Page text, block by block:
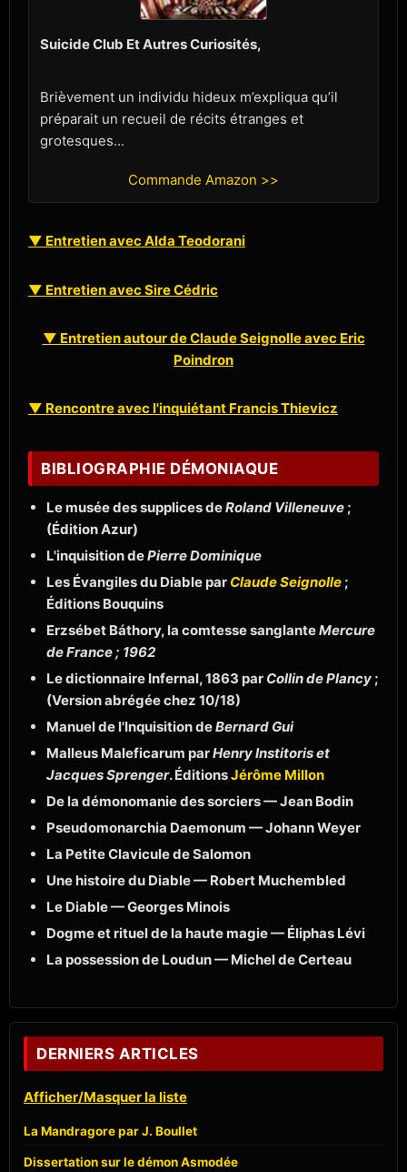
Suicide Club Et Autres Curiosités,
Brièvement un individu hideux m’expliqua qu’il
préparait un recueil de récits étranges et
grotesques...
Commande Amazon >>
▼ Entretien avec Alda Teodorani
▼ Entretien avec Sire Cédric
▼ Entretien autour de Claude Seignolle avec Eric
Poindron
▼ Rencontre avec l'inquiétant Francis Thievicz
BIBLIOGRAPHIE DÉMONIAQUE
Le musée des supplices deRoland Villeneuve ;
(Édition Azur)
L'inquisition dePierre Dominique
Les Évangiles du Diable par Claude Seignolle ;
Éditions Bouquins
Erzsébet Báthory, la comtesse sanglanteMercure
de France ; 1962
Le dictionnaire Infernal, 1863 par Collin de Plancy ;
(Version abrégée chez 10/18)
Manuel de l'Inquisition deBernard Gui
Malleus Maleficarum parHenry Institoris et
Jacques Sprenger. ÉditionsJérôme Millon
De la démonomanie des sorciers — Jean Bodin
Pseudomonarchia Daemonum — Johann Weyer
La Petite Clavicule de Salomon
Une histoire du Diable — Robert Muchembled
Le Diable — Georges Minois
Dogme et rituel de la haute magie — Éliphas Lévi
La possession de Loudun — Michel de Certeau
DERNIERS ARTICLES
Afficher/Masquer la liste
La Mandragore par J. Boullet
Dissertation sur le démon Asmodée